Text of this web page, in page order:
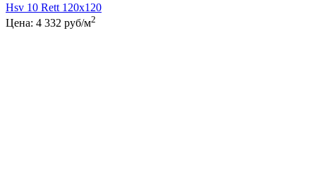
Hsv 10 Rett 120x120
Цена: 4 332 руб/м2